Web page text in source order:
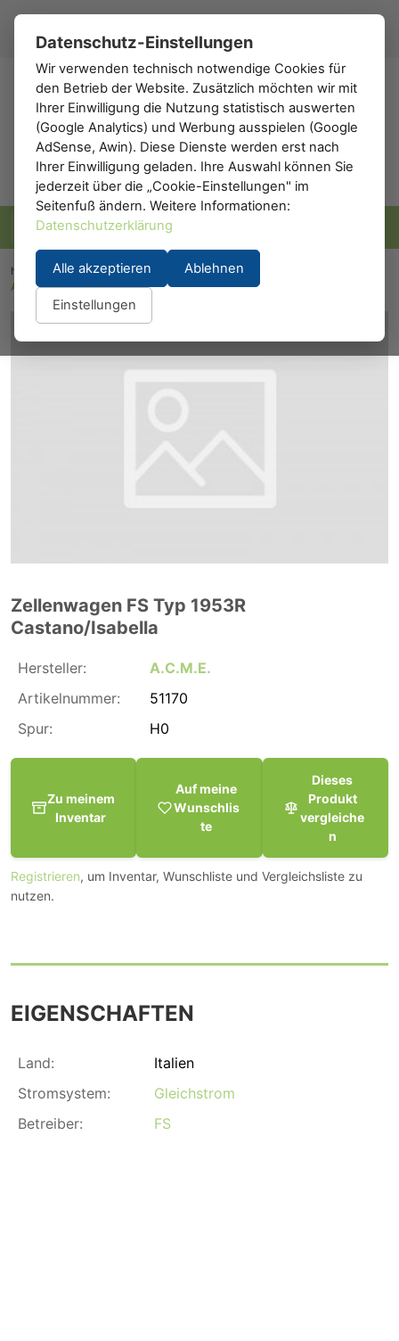
h0 .de
h0.eu Modelleisenbahn / Waggons / Personenwaggons
A.C.M.E. 51170: Zellenwagen FS Typ 1953R Castano/Isabella
Zellenwagen FS Typ 1953R
Castano/Isabella
Hersteller:
A.C.M.E.
Artikelnummer:
51170
Spur:
H0
Zu meinem
Inventar
Auf meine
Wunschlis
te
Dieses
Produkt
vergleiche
n
Registrieren, um Inventar, Wunschliste und Vergleichsliste zu
nutzen.
EIGENSCHAFTEN
Land:
Italien
Stromsystem:
Gleichstrom
Betreiber:
FS
Datenschutz-Einstellungen
Wir verwenden technisch notwendige Cookies für
den Betrieb der Website. Zusätzlich möchten wir mit
Ihrer Einwilligung die Nutzung statistisch auswerten
(Google Analytics) und Werbung ausspielen (Google
AdSense, Awin). Diese Dienste werden erst nach
Ihrer Einwilligung geladen. Ihre Auswahl können Sie
jederzeit über die „Cookie-Einstellungen" im
Seitenfuß ändern. Weitere Informationen:
Datenschutzerklärung
Alle akzeptieren Ablehnen
Einstellungen